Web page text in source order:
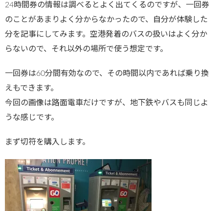
24時間券の情報は調べるとよく出てくるのですが、一回券
のことがあまりよく分からなかったので、自分が体験した
分を記事にしてみます。空港発着のバスの扱いはよく分か
らないので、それ以外の場所で使う想定です。
一回券は60分間有効なので、その時間以内であれば乗り換
えもできます。
今回の画像は路面電車だけですが、地下鉄やバスも同じよ
うな感じです。
まず切符を購入します。